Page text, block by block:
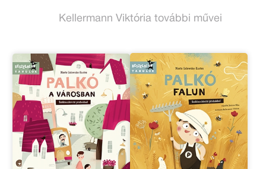
Kellermann Viktória további művei